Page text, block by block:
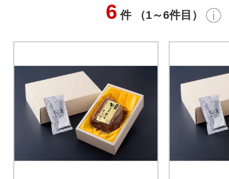
6 件 （1～6件目）